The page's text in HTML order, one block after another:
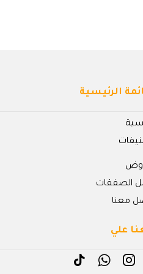
الرئيسية
الصفقات
معنا
علي